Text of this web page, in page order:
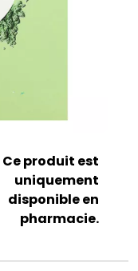
Ce produit est
uniquement
disponible en
pharmacie.